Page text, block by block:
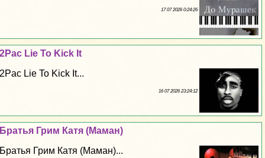
17 07 2026 0:24:26
2Pac Lie To Kick It
2Pac Lie To Kick It...
16 07 2026 23:24:12
Братья Грим Катя (Маман)
Братья Грим Катя (Маман)...